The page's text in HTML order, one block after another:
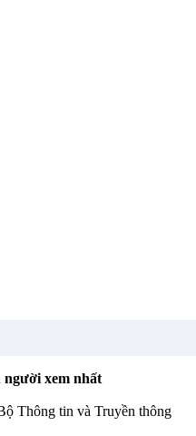
người xem nhất
Thông tin và Truyền thông